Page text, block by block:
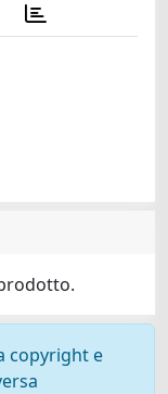
copyright e